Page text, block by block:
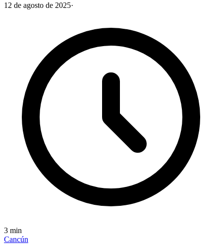
12 de agosto de 2025·
3 min
Cancún